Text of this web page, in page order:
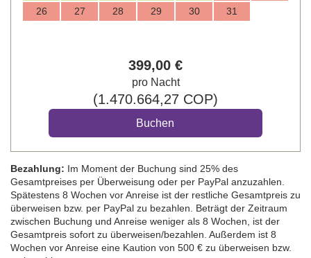
26
27 28 29 30 31
399,00 €
pro Nacht
(1.470.664,27 COP)
Bezahlung: Im Moment der Buchung sind 25% des
Gesamtpreises per Überweisung oder per PayPal anzuzahlen.
Spätestens 8 Wochen vor Anreise ist der restliche Gesamtpreis zu
überweisen bzw. per PayPal zu bezahlen. Beträgt der Zeitraum
zwischen Buchung und Anreise weniger als 8 Wochen, ist der
Gesamtpreis sofort zu überweisen/bezahlen. Außerdem ist 8
Wochen vor Anreise eine Kaution von 500 € zu überweisen bzw.